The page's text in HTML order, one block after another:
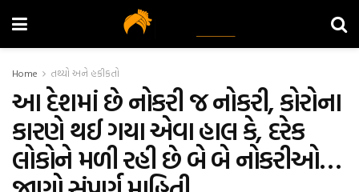
Home તથ્યો અને હકીકતો
આ દેશમાં છે નોકરી જ નોકરી, કોરોના
કારણે થઈ ગયા એવા હાલ કે, દરેક
લોકોને મળી રહી છે બે બે નોકરીઓ…